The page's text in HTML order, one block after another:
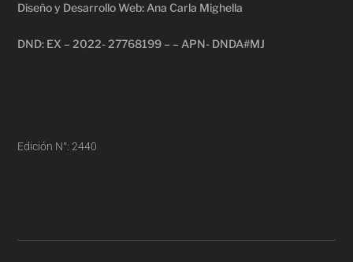
Diseño y Desarrollo Web: Ana Carla Mighella
DND: EX – 2022- 27768199 – – APN- DNDA#MJ
Edición N°: 2440